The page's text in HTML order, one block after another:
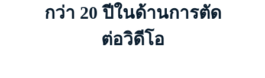
กว่า 20 ปีในด้านการตัด
ต่อวิดีโอ